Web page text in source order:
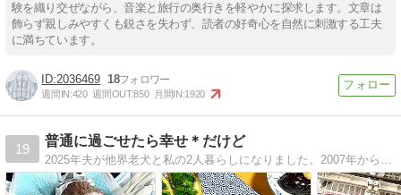
験を織り交ぜながら、音楽と旅行の奥行きを軽やかに探求します。文章は
飾らず親しみやすくも鋭さを失わず、読者の好奇心を自然に刺激する工夫
に満ちています。
2036469 18
週間IN:420 週間OUT:850 月間IN:1920
19
普通に過ごせたら幸せ＊だけど
2025年夫が他界老犬と私の2人暮らしになりました。2007年からリウマチ治療中：生物学的製剤使用は2015年から。